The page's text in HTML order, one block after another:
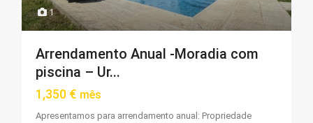
1
Arrendamento Anual -Moradia com
piscina – Ur...
1,350 € mês
Apresentamos para arrendamento anual: Propriedade